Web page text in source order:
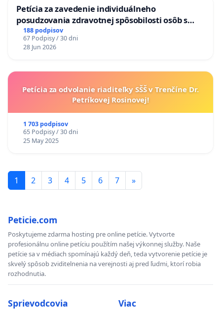
Petícia za zavedenie individuálneho
posudzovania zdravotnej spôsobilosti osôb s
diabetom 1. a 2. typu pri prijímaní do
Policajného zboru SR
188 podpisov
67 Podpisy / 30 dni
28 Jun 2026
Petícia za odvolanie riaditeľky SŠŠ v Trenčíne Dr.
Petríkovej Rosinovej!
1 703 podpisov
65 Podpisy / 30 dni
25 May 2025
1 2 3 4 5 6 7 »
Peticie.com
Poskytujeme zdarma hosting pre online petície. Vytvorte
profesionálnu online petíciu použítím našej výkonnej služby. Naše
petície sa v médiach spomínajú každý deň, teda vytvorenie petície je
skvelý spôsob zviditelnenia na verejnosti aj pred ľudmi, ktorí robia
rozhodnutia.
Sprievodcovia Viac